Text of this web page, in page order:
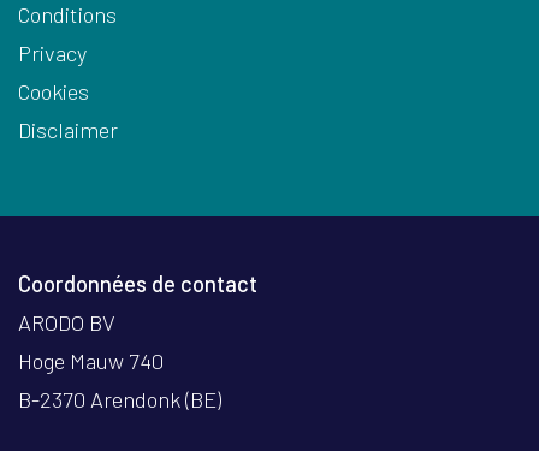
Conditions
Privacy
Cookies
Disclaimer
Coordonnées de contact
ARODO BV
Hoge Mauw 740
B-2370 Arendonk (BE)